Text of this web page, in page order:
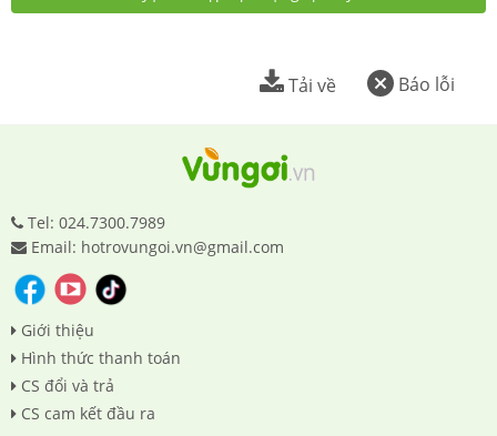
Báo lỗi
Tải về
Tel: 024.7300.7989
Email: hotrovungoi.vn@gmail.com
Giới thiệu
Hình thức thanh toán
CS đổi và trả
CS cam kết đầu ra